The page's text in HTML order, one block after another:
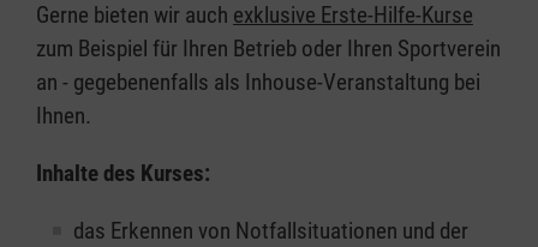
Gerne bieten wir auch exklusive Erste-Hilfe-Kurse
zum Beispiel für Ihren Betrieb oder Ihren Sportverein
an - gegebenenfalls als Inhouse-Veranstaltung bei
Ihnen.
Inhalte des Kurses:
das Erkennen von Notfallsituationen und der